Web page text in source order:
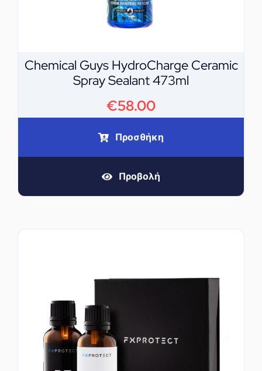
Chemical Guys HydroCharge Ceramic
Spray Sealant 473ml
€58.00
Προσθήκη
Προβολή